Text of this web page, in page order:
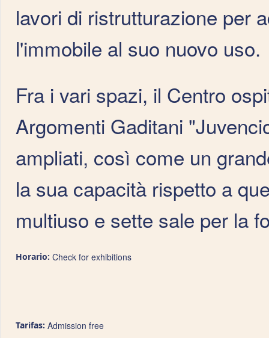
lavori di ristrutturazione per
l'immobile al suo nuovo uso.
Fra i vari spazi, il Centro
Argomenti Gaditani
ampliati, così come un
la sua capacità rispetto a
multiuso e sette sale per la
Horario: Check for exhibitions
Tarifas: Admission free